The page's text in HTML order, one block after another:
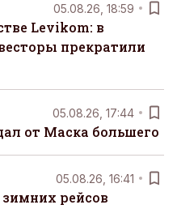
05.08.26, 18:59
Levikom: в
прекратили
05.08.26, 17:44
от Маска большего
05.08.26, 16:41
рейсов